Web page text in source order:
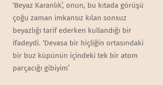
‘Beyaz Karanlık’, onun, bu kıtada görüşü
çoğu zaman imkansız kılan sonsuz
beyazlığı tarif ederken kullandığı bir
ifadeydi. ‘Devasa bir hiçliğin ortasındaki
bir buz küpünün içindeki tek bir atom
parçacığı gibiyim’